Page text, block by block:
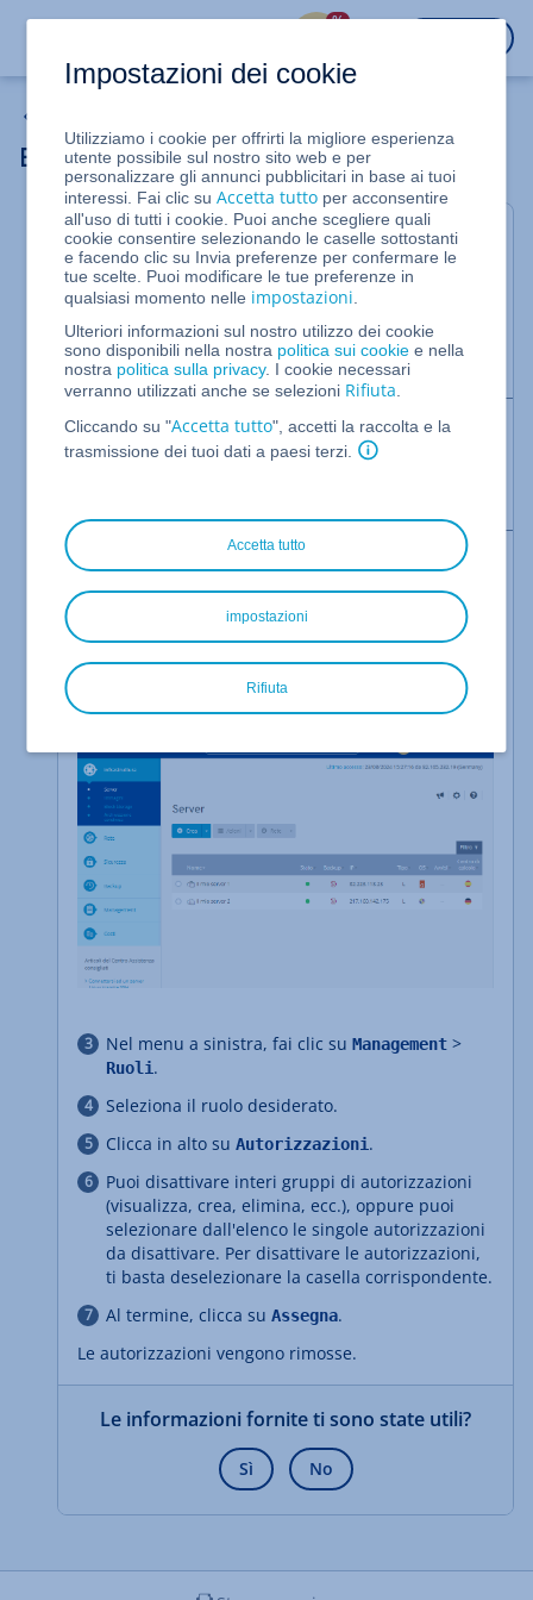
%
Eliminare un'autorizzazione in un ruolo
Per Server Cloud e Server Dedicati gestiti
nel Cloud Panel
In questo articolo ti spieghiamo come eliminare una
o più autorizzazioni in un ruolo. Per farlo, procedi
come segue:
Nota bene:
Il ruolo di amministratore non può essere
Accedi al tuo account IONOS.
Nella barra del titolo, fai clic su
Opzionale: se disponi di più contratti, seleziona
quello desiderato.
Si apre il Cloud Panel.
Nel menu a sinistra, fai clic su Management >
Ruoli.
Seleziona il ruolo desiderato.
Clicca in alto su Autorizzazioni.
Puoi disattivare interi gruppi di autorizzazioni
(visualizza, crea, elimina, ecc.), oppure puoi
selezionare dall'elenco le singole autorizzazioni
da disattivare. Per disattivare le autorizzazioni,
ti basta deselezionare la casella corrispondente.
Al termine, clicca su Assegna.
Le autorizzazioni vengono rimosse.
Le informazioni fornite ti sono state utili?
Sì No
Impostazioni dei cookie
Utilizziamo i cookie per offrirti la migliore esperienza
utente possibile sul nostro sito web e per
personalizzare gli annunci pubblicitari in base ai tuoi
interessi. Fai clic suAccetta tutto per acconsentire
all'uso di tutti i cookie. Puoi anche scegliere quali
cookie consentire selezionando le caselle sottostanti
e facendo clic su Invia preferenze per confermare le
tue scelte. Puoi modificare le tue preferenze in
qualsiasi momento nelle impostazioni
Ulteriori informazioni sul nostro utilizzo dei cookie
sono disponibili nella nostra politica sui cookie e nella
nostra politica sulla privacy. I cookie necessari
verranno utilizzati anche se selezioni Rifiuta
Cliccando su "Accetta tutto", accetti la raccolta e la
trasmissione dei tuoi dati a paesi terzi.
Accetta tutto
Rifiuta
impostazioni